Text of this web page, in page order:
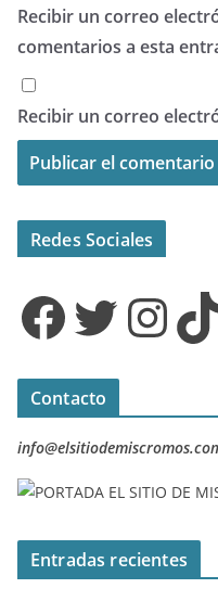
Recibir un correo
comentarios a esta
Recibir un correo
Redes Sociales
Facebook Twitter InstagramTikTok
Contacto
Entradas recientes